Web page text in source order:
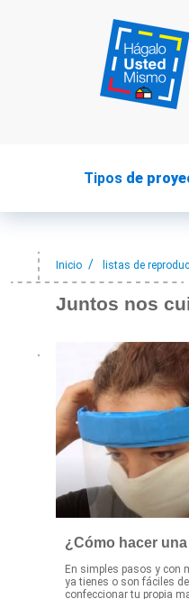
Tipos de
Inicio listas de
Juntos nos
¿Cómo hacer
En simples pasos y con
ya tienes o son fáciles
confeccionar tu propia